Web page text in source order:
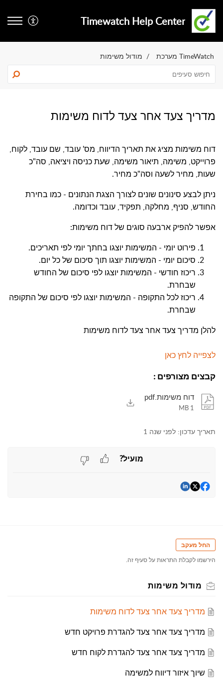
Timewatch Help Center
TimeWatch מערכת מודול משימות
מדריך צעד אחר צעד לדוח משימות
דוח משימות מציג את תאריך הדיווח, מס' עובד, שם עובד, לקוח,
פרוייקט, משימה, תיאור משימה, שעת כניסה ויציאה, סה"כ
שעות, מחיר לשעה וסה"כ מחיר.
ניתן לבצע סינונים שונים לצורך הצגת הנתונים - כמו בחירת
החודש, סניף, מחלקה, תפקיד, עובד וכדומה.
אפשר להפיק ארבעה סוגים של דוח משימות:
פירוט יומי - המשימות יוצגו בחתך יומי לפי תאריכים.
סיכום יומי - המשימות יוצגו תוך סיכום של כל יום.
ריכוז חודשי - המשימות יוצגו לפי סיכום של החודש
שבחרת.
ריכוז לכל התקופה - המשימות יוצגו לפי סיכום של התקופה
שבחרת.
להלן מדריך צעד אחר צעד לדוח משימות
לצפייה לחץ כאן
קבצים מצורפים :
דוח משימות.pdf
1 MB
תאריך עדכון: לפני שנה 1
מועיל?
החל מעקב
הירשמו לקבלת התראות על סעיף זה.
מודול משימות
מדריך צעד אחר צעד לדוח משימות
מדריך צעד אחר צעד להגדרת פרויקט חדש
מדריך צעד אחר צעד להגדרת לקוח חדש
שיוך איזור דיווח למשימה